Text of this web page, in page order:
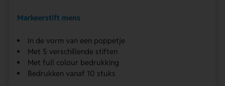
Markeerstift mens
In de vorm van een poppetje
Met 5 verschillende stiften
Met full colour bedrukking
Bedrukken vanaf 10 stuks